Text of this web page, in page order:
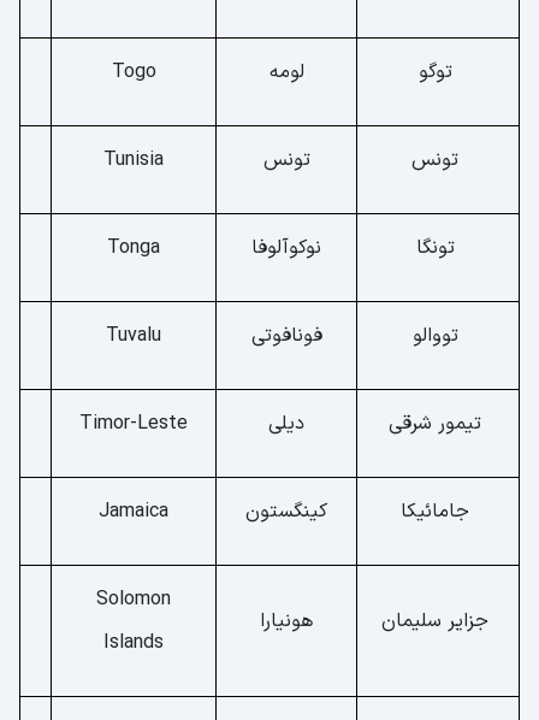
توگو لومه Togo
تونس تونس Tunisia
تونگا نوکوآلوفا Tonga
تووالو فونافوتی Tuvalu
تیمور شرقی دیلی Timor-Leste
جامائیکا کینگستون Jamaica
جزایر سلیمان هونیارا
Solomon
Islands